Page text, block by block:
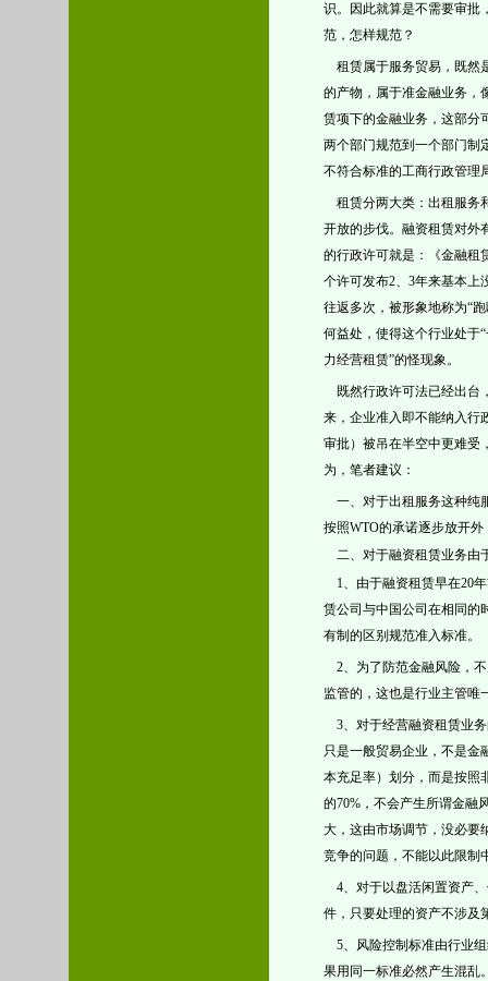
识。因此就算是不需要审批
范，怎样规范？
租赁属于服务贸易，既然
的产物，属于准金融业务，
赁项下的金融业务，这部分
两个部门规范到一个部门制
不符合标准的工商行政管理
租赁分两大类：出租服务
开放的步伐。融资租赁对外
的行政许可就是：《金融租
个许可发布2、3年来基本上
往返多次，被形象地称为“
何益处，使得这个行业处于
力经营租赁”的怪现象。
既然行政许可法已经出台
来，企业准入即不能纳入行
审批）被吊在半空中更难受
为，笔者建议：
一、对于出租服务这种纯
按照WTO的承诺逐步放开
二、对于融资租赁业务由
1、由于融资租赁早在20
赁公司与中国公司在相同的
有制的区别规范准入标准。
2、为了防范金融风险，
监管的，这也是行业主管唯
3、对于经营融资租赁业
只是一般贸易企业，不是金
本充足率）划分，而是按照
的70%，不会产生所谓金融
大，这由市场调节，没必要
竞争的问题，不能以此限制
4、对于以盘活闲置资产
件，只要处理的资产不涉及
5、风险控制标准由行业
果用同一标准必然产生混乱